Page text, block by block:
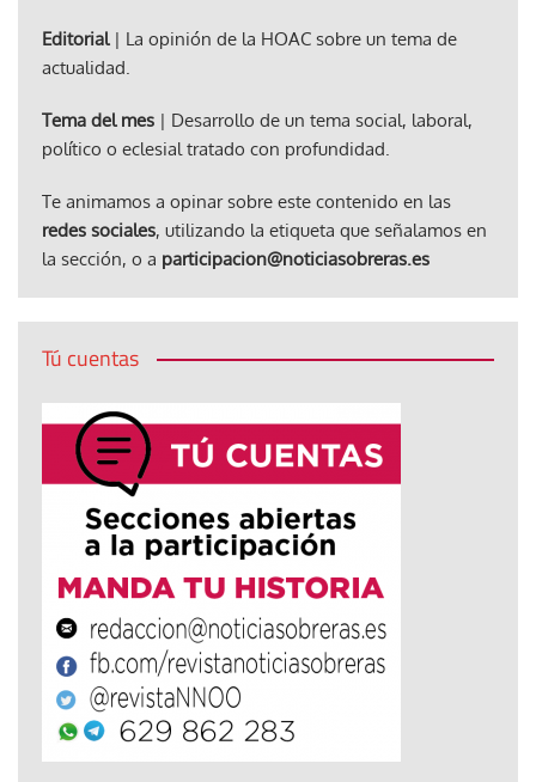
Editorial| La opinión de la HOAC sobre un tema de
actualidad.
Tema del mes | Desarrollo de un tema social, laboral,
político o eclesial tratado con profundidad.
Te animamos a opinar sobre este contenido en las
redes sociales, utilizando la etiqueta que señalamos en
la sección, o a participacion@noticiasobreras.es
Tú cuentas